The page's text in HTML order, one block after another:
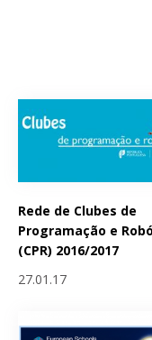
Rede de Clubes de
Programação e
(CPR) 2016/2017
27.01.17
Páginas